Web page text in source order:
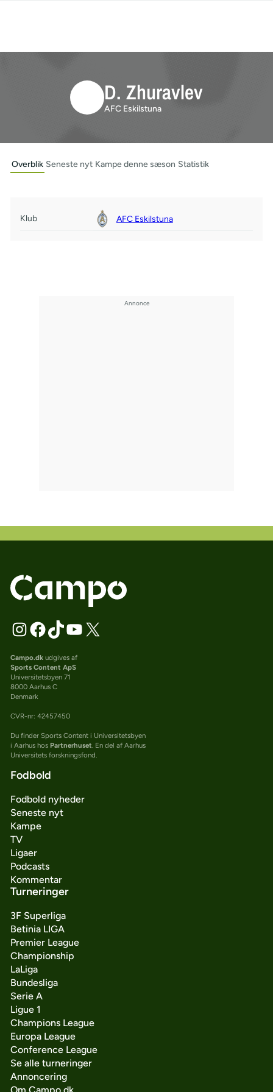
D. Zhuravlev
AFC Eskilstuna
Overblik Seneste nyt Kampe denne sæson Statistik
Klub AFC Eskilstuna
Campo.dkudgives af
Sports Content ApS
Universitetsbyen 71
8000 Aarhus C
Denmark
CVR-nr: 42457450
Du finder Sports Content i Universitetsbyen
i Aarhus hos Partnerhuset. En del af Aarhus
Universitets forskningsfond.
Fodbold
Fodbold nyheder
Seneste nyt
Kampe
TV
Ligaer
Podcasts
Kommentar
Turneringer
3F Superliga
Betinia LIGA
Premier League
Championship
LaLiga
Bundesliga
Serie A
Ligue 1
Champions League
Europa League
Conference League
Se alle turneringer
Annoncering